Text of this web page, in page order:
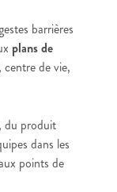
barrières
plans de
de vie,
, du produit
dans les
points de